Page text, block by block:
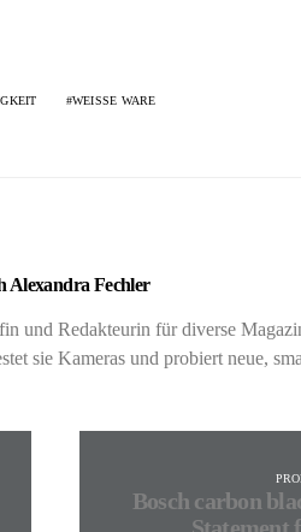
WEISSE WARE
Alexandra Fechler
und Redakteurin für diverse
sie Kameras und probiert neue,
Bosch carbon